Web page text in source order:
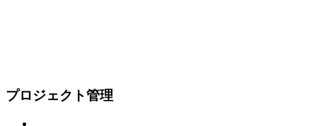
プロジェクト管理